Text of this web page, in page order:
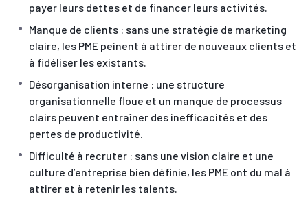
payer leurs dettes et de financer leurs activités.
Manque de clients : sans une stratégie de marketing
claire, les PME peinent à attirer de nouveaux clients et
à fidéliser les existants.
Désorganisation interne : une structure
organisationnelle floue et un manque de processus
clairs peuvent entraîner des inefficacités et des
pertes de productivité.
Difficulté à recruter : sans une vision claire et une
culture d’entreprise bien définie, les PME ont du mal à
attirer et à retenir les talents.